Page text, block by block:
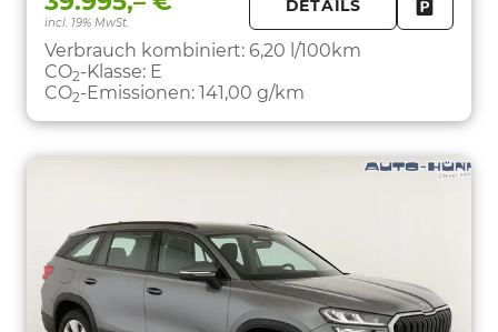
incl. 19% MwSt.
DETAILS
Verbrauch kombiniert: 6,20 l/100km
CO2-Klasse: E
CO2-Emissionen: 141,00 g/km